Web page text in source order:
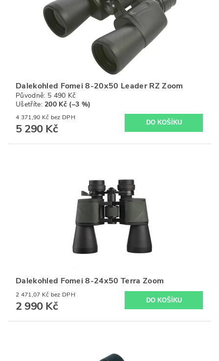
Dalekohled Fomei 8-20x50 Leader RZ Zoom
Původně: 5 490 Kč
Ušetříte: 200 Kč (–3 %)
4 371,90 Kč bez DPH
5 290 Kč
Dalekohled Fomei 8-24x50 Terra Zoom
2 471,07 Kč bez DPH
2 990 Kč